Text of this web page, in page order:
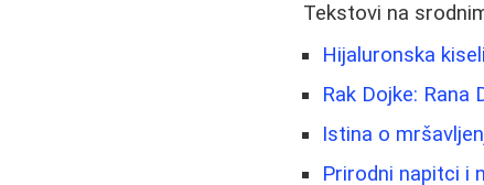
Tekstovi na
Hijaluronska
Rak Dojke: Rana
Istina o
Prirodni napitci i